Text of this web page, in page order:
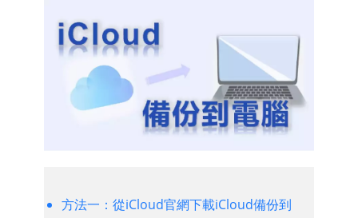
方法一：從iCloud官網下載iCloud備份到